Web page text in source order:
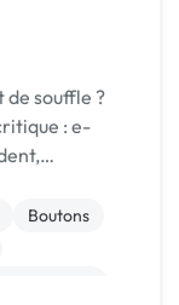
souffle ?
: e-
Boutons